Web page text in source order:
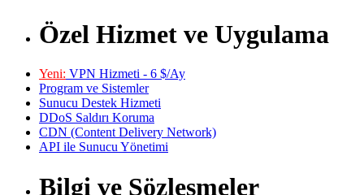
Özel Hizmet ve Uygulama
Yeni: VPN Hizmeti - 6 $/Ay
Program ve Sistemler
Sunucu Destek Hizmeti
DDoS Saldırı Koruma
CDN (Content Delivery Network)
API ile Sunucu Yönetimi
Bilgi ve Sözleşmeler